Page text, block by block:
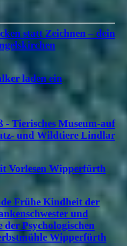
statt Zeichnen – dein
laden ein
- Tierisches Museum-auf
und Wildtiere Lindlar
Vorlesen Wipperfürth
Frühe Kindheit der
und
Psychologischen
Wipperfürth